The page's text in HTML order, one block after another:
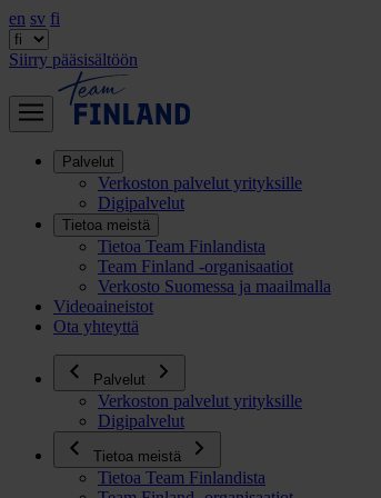
en sv fi
Siirry pääsisältöön
Palvelut
Verkoston palvelut yrityksille
Digipalvelut
Tietoa meistä
Tietoa Team Finlandista
Team Finland -organisaatiot
Verkosto Suomessa ja maailmalla
Videoaineistot
Ota yhteyttä
Palvelut
Verkoston palvelut yrityksille
Digipalvelut
Tietoa meistä
Tietoa Team Finlandista